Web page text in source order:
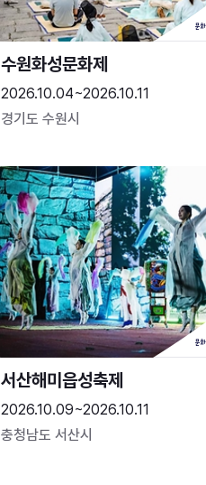
수원화성문화제
2026.10.04~2026.10.11
경기도 수원시
서산해미읍성축제
2026.10.09~2026.10.11
충청남도 서산시